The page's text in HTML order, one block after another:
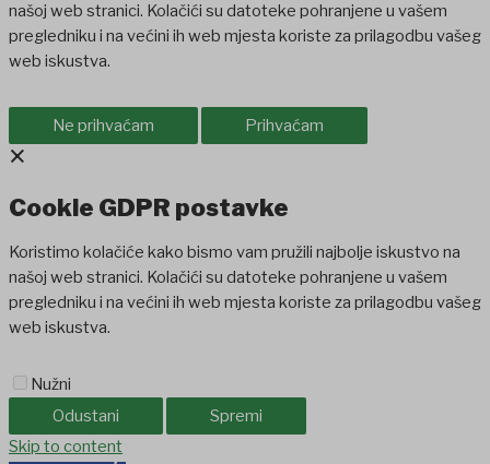
našoj web stranici. Kolačići su datoteke pohranjene u vašem
pregledniku i na većini ih web mjesta koriste za prilagodbu vašeg
web iskustva.
Ne prihvaćam Prihvaćam
×
Cookie GDPR postavke
Koristimo kolačiće kako bismo vam pružili najbolje iskustvo na
našoj web stranici. Kolačići su datoteke pohranjene u vašem
pregledniku i na većini ih web mjesta koriste za prilagodbu vašeg
web iskustva.
Nužni
Odustani
Spremi
jojobet
Skip to content